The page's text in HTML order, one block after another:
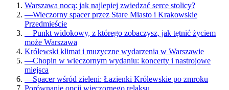
Warszawa nocą: jak najlepiej zwiedzać serce stolicy?
—Wieczorny spacer przez Stare Miasto i Krakowskie
Przedmieście
—Punkt widokowy, z którego zobaczysz, jak tętnić życiem
może Warszawa
Królewski klimat i muzyczne wydarzenia w Warszawie
—Chopin w wieczornym wydaniu: koncerty i nastrojowe
miejsca
—Spacer wśród zieleni: Łazienki Królewskie po zmroku
Porównanie opcji wieczornego relaksu